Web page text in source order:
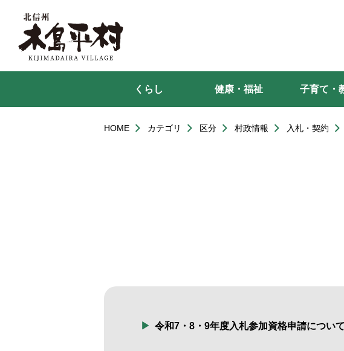
くらし 健康・福祉 子育て・
HOME カテゴリ 区分 村政情報 入札・契約
令和7・8・9年度入札参加資格申請について